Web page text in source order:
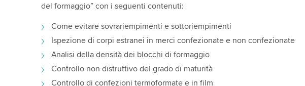
del formaggio” con i seguenti contenuti:
Come evitare sovrariempimenti e sottoriempimenti
Ispezione di corpi estranei in merci confezionate e non confezionate
Analisi della densità dei blocchi di formaggio
Controllo non distruttivo del grado di maturità
Controllo di confezioni termoformate e in film